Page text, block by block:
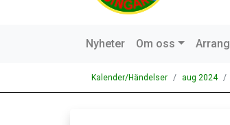
Nyheter Om oss
Kalender/Händelser aug 2024